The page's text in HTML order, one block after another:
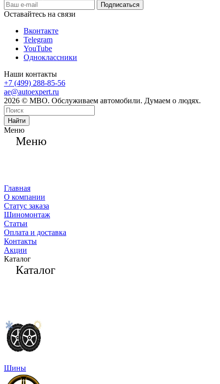
Оставайтесь на связи
Вконтакте
Telegram
YouTube
Одноклассники
Наши контакты
+7 (499) 288-85-56
ae@autoexpert.ru
2026 © МВО. Обслуживаем автомобили. Думаем о людях.
Найти
Меню
Меню
Главная
О компании
Статус заказа
Шиномонтаж
Статьи
Оплата и доставка
Контакты
Акции
Каталог
Каталог
Шины